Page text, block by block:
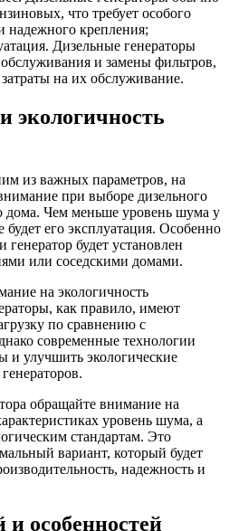
что требует особого
надежного крепления;
Дизельные генераторы
и замены фильтров,
на их обслуживание.
экологичность
из важных параметров, на
при выборе дизельного
дома. Чем меньше уровень шума у
будет его эксплуатация. Особенно
генератор будет установлен
или соседскими домами.
на экологичность
как правило, имеют
по сравнению с
современные технологии
и улучшить экологические
обращайте внимание на
уровень шума, а
стандартам. Это
вариант, который будет
надежность и
особенностей